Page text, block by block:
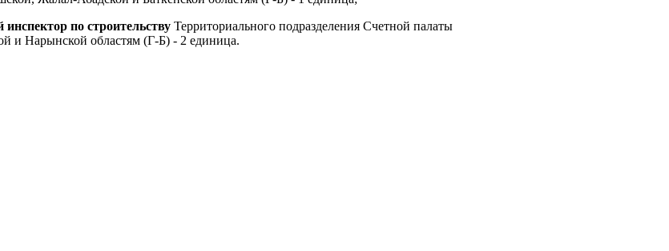
инспектор по строительствуТерриториального подразделения Счетной палаты
и Нарынской областям (Г-Б) - 2 единица.